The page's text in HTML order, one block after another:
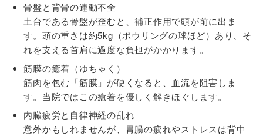
骨盤と背骨の連動不全
土台である骨盤が歪むと、補正作用で頭が前に出ま
す。頭の重さは約5kg（ボウリングの球ほど）あり、そ
れを支える首肩に過度な負担がかかります。
筋膜の癒着（ゆちゃく）
筋肉を包む「筋膜」が硬くなると、血流を阻害しま
す。当院ではこの癒着を優しく解きほぐします。
内臓疲労と自律神経の乱れ
意外かもしれませんが、胃腸の疲れやストレスは背中